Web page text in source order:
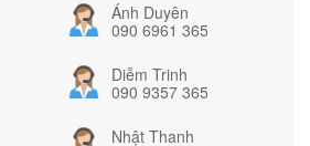
Ánh Duyên
090 6961 365
Diễm Trinh
090 9357 365
Nhật Thanh